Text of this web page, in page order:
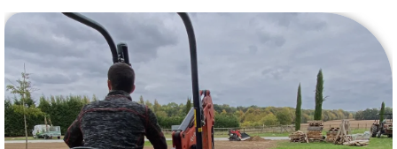
Créations paysagères
EcoVerde Parcs et Jardins, vos paysagistes
à Ablis, créent et aménagent des espaces
verts sur mesure, de la plantation d’arbres